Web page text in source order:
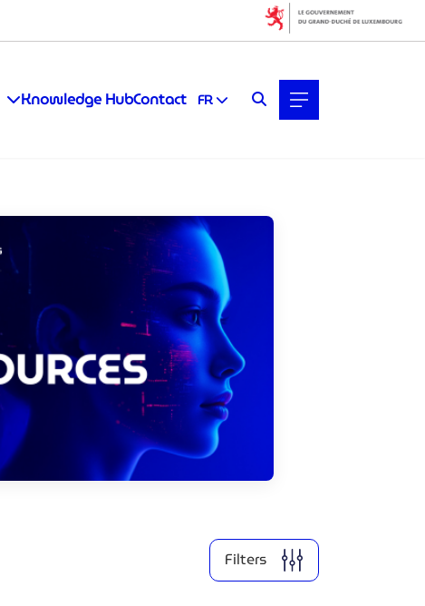
Knowledge HubContact FR
Filters
Filters
Filter by topic
Filter by subtype
Connaissance (7)
Média (0)
Filter by year
2026
2025
results